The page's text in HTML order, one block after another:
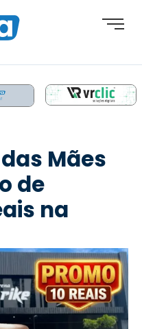
Mães
de
na